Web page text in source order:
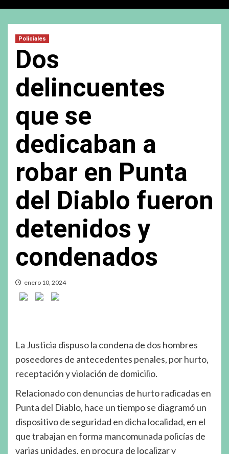
Policiales
Dos
delincuentes
que se
dedicaban a
robar en Punta
del Diablo fueron
detenidos y
condenados
enero 10, 2024
La Justicia dispuso la condena de dos hombres
poseedores de antecedentes penales, por hurto,
receptación y violación de domicilio.
Relacionado con denuncias de hurto radicadas en
Punta del Diablo, hace un tiempo se diagramó un
dispositivo de seguridad en dicha localidad, en el
que trabajan en forma mancomunada policías de
varias unidades, en procura de localizar y